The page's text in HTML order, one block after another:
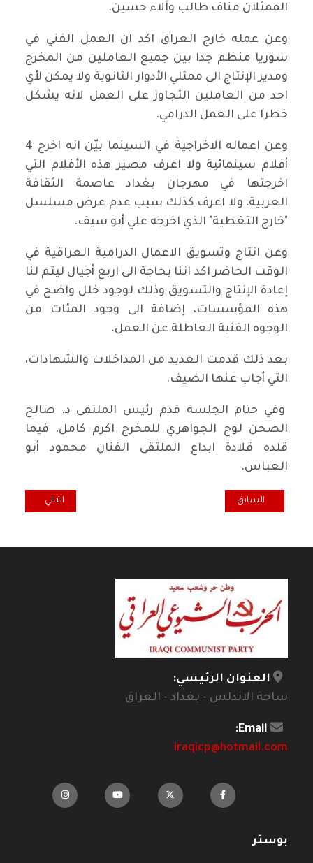
الممثلان مناف طالب وآلاء حسين.
وعن عمله خارج العراق اكد ان العمل الفني في
سوريا منظم جدا بين جميع العاملين من المخرج
ومدير الإنتاج الى ممثلي الأدوار الثانوية ولا يمكن لأي
احد من العاملين التجاوز على العمل لانه يشكل
خطرا على العمل الدرامي.
وعن اعماله الاخراجية في السينما بيّن انه اخرج 4
أفلام سينمائية ولا اعرف مصير هذه الأفلام التي
اخرجتها في مهرجان بغداد عاصمة الثقافة
العربية، ولا اعرف كذلك سبب عدم عرض مسلسل
"خارج التغطية" الذي اخرجه علي أبو سيف.
وعن انتاج وتسويق الاعمال الدرامية العراقية في
الوقت الحاضر اكد اننا بحاجة الى اربع أجيال ليتم لنا
إعادة الإنتاج والتسويق وذلك لوجود خلل واضح في
هذه المؤسسات، إضافة الى وجود المئات من
الوجوه الفنية العاطلة عن العمل.
بعد ذلك قدمت العديد من المداخلات والشهادات،
التي أجاب عنها الضيف.
وفي ختام الجلسة قدم رئيس الملتقى د. صالح
الصحن لوح الجواهري للمخرج اكرم كامل، فيما
قلده قلادة ابداع الملتقى الفنان محمود أبو
العباس.
المقال السابق: مجلة العراق والعالَم العربي المعاصر
السابق المقال التالي:
التالي
العنوان الرئيسي:
ساحة الاندلس - بغداد - العراق
Email:
iraqicp@hotmail.com
بوستر